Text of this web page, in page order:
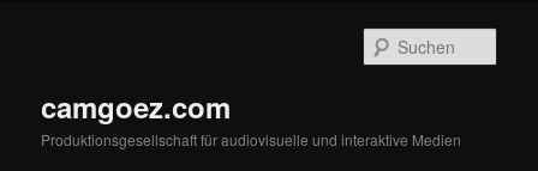
camgoez.com
Produktionsgesellschaft für audiovisuelle und interaktive Medien